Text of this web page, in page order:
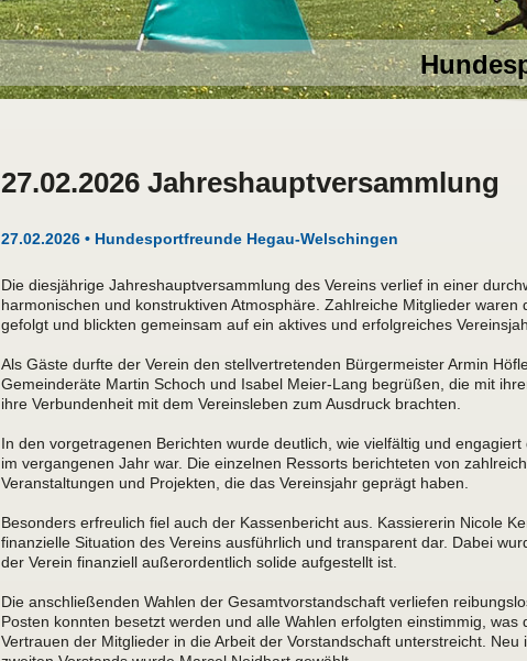
27.02.2026 Jahreshauptversammlung
27.02.2026 • Hundesportfreunde Hegau-Welschingen
Die diesjährige Jahreshauptversammlung des Vereins verlief in einer
harmonischen und konstruktiven Atmosphäre. Zahlreiche Mitglieder waren
gefolgt und blickten gemeinsam auf ein aktives und erfolgreiches
Als Gäste durfte der Verein den stellvertretenden Bürgermeister Armin
Gemeinderäte Martin Schoch und Isabel Meier-Lang begrüßen, die mit
ihre Verbundenheit mit dem Vereinsleben zum Ausdruck brachten.
In den vorgetragenen Berichten wurde deutlich, wie vielfältig und engagiert
im vergangenen Jahr war. Die einzelnen Ressorts berichteten von
Veranstaltungen und Projekten, die das Vereinsjahr geprägt haben.
Besonders erfreulich fiel auch der Kassenbericht aus. Kassiererin Nicole
finanzielle Situation des Vereins ausführlich und transparent dar. Dabei
der Verein finanziell außerordentlich solide aufgestellt ist.
Die anschließenden Wahlen der Gesamtvorstandschaft verliefen
Posten konnten besetzt werden und alle Wahlen erfolgten einstimmig, was
Vertrauen der Mitglieder in die Arbeit der Vorstandschaft unterstreicht. Neu